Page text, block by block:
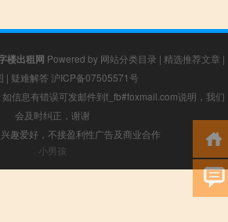
楼出租网 Powered by 网站分类目录 | 精选推荐文章 |
| 疑难解答 沪ICP备07505571号
信息有错误可发邮件到f_fb#foxmail.com说明，我们
会及时纠正，谢谢
趣爱好，不接盈利性广告及商业合作
小男孩